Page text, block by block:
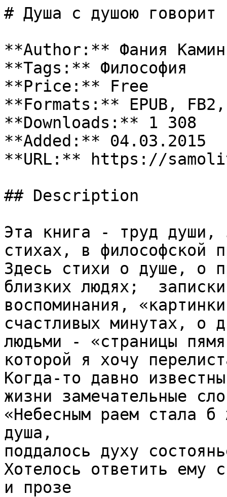
# Душа с душою говорит
**Author:** Фания
**Tags:** Философия
**Price:** Free
**Formats:** EPUB, FB2,
**Downloads:** 1 308
**Added:** 04.03.2015
**URL:** https://
## Description
Эта книга - труд души,
стихах, в философской
Здесь стихи о душе, о
близких людях;
воспоминания,
счастливых минутах, о
людьми - «страницы
которой я хочу
Когда-то давно
жизни замечательные
«Небесным раем стала
душа,
поддалось духу
Хотелось ответить ему
и прозе